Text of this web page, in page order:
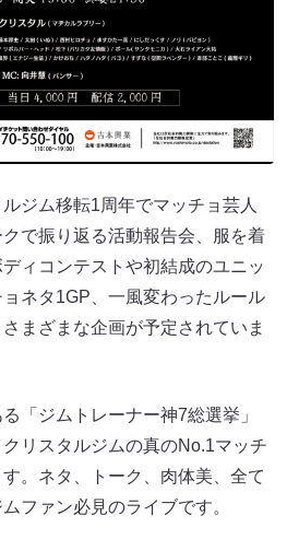
ジム移転1周年でマッチョ芸人
で振り返る活動報告会、服を着
ィコンテストや初結成のユニッ
ネタ1GP、一風変わったルール
まざまな企画が予定されていま
「ジムトレーナー神7総選挙」
リスタルジムの真のNo.1マッチ
。ネタ、トーク、肉体美、全て
ファン必見のライブです。